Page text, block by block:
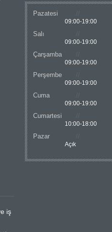
Pazatesi
09:00-19:00
Salı
09:00-19:00
Çarşamba
09:00-19:00
Perşembe
09:00-19:00
Cuma
09:00-19:00
Cumartesi
10:00-18:00
Pazar
Açık
iş